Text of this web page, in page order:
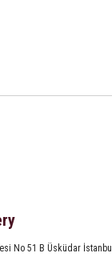
No 51 B Üsküdar İstanbul